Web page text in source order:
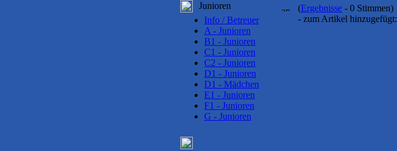
Junioren
Info / Betreuer
A - Junioren
B1 - Junioren
C1 - Junioren
C2 - Junioren
D1 - Junioren
D1 - Mädchen
E1 - Junioren
F1 - Junioren
G - Junioren
(Ergebnisse - 0 Stimmen)
- zum Artikel hinzugefügt: